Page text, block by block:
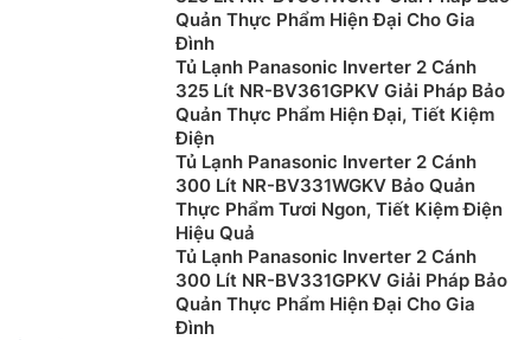
Quản Thực Phẩm Hiện Đại Cho Gia
Đình
Tủ Lạnh Panasonic Inverter 2 Cánh
325 Lít NR-BV361GPKV Giải Pháp Bảo
Quản Thực Phẩm Hiện Đại, Tiết Kiệm
Điện
Tủ Lạnh Panasonic Inverter 2 Cánh
300 Lít NR-BV331WGKV Bảo Quản
Thực Phẩm Tươi Ngon, Tiết Kiệm Điện
Hiệu Quả
Tủ Lạnh Panasonic Inverter 2 Cánh
300 Lít NR-BV331GPKV Giải Pháp Bảo
Quản Thực Phẩm Hiện Đại Cho Gia
Đình